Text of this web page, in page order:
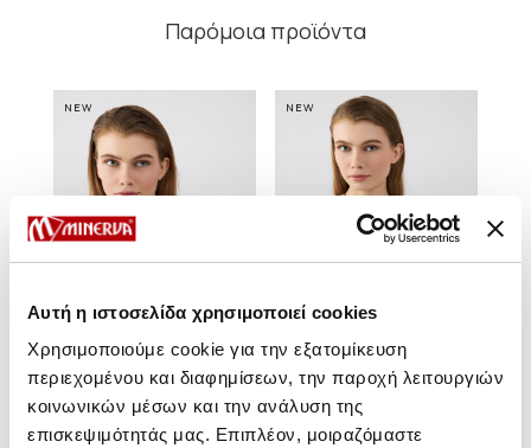
Αυτή η ιστοσελίδα χρησιμοποιεί cookies
Χρησιμοποιούμε cookie για την εξατομίκευση
περιεχομένου και διαφημίσεων, την παροχή λειτουργιών
κοινωνικών μέσων και την ανάλυση της
επισκεψιμότητάς μας. Επιπλέον, μοιραζόμαστε
Παρόμοια προϊόντα
NEW
Congo Bralette Bikini Top
NEW
Congo Τρίγωνο Bikini Top